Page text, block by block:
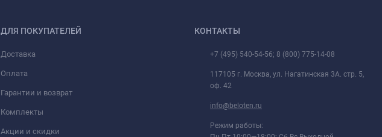
ДЛЯ ПОКУПАТЕЛЕЙ
Доставка
Оплата
Гарантии и возврат
Комплекты
Акции и скидки
КОНТАКТЫ
+7 (495) 540-54-56; 8 (800) 775-14-08
117105 г. Москва, ул. Нагатинская 3А. стр. 5,
оф. 42
info@beloten.ru
Режим работы: